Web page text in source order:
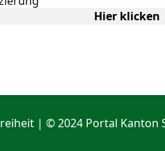
Hier klicken
| © 2024 Portal Kanton